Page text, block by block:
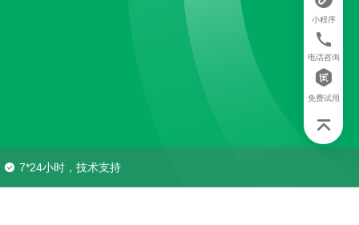
7*24小时，技术支持
小程序
电话咨询
免费试用